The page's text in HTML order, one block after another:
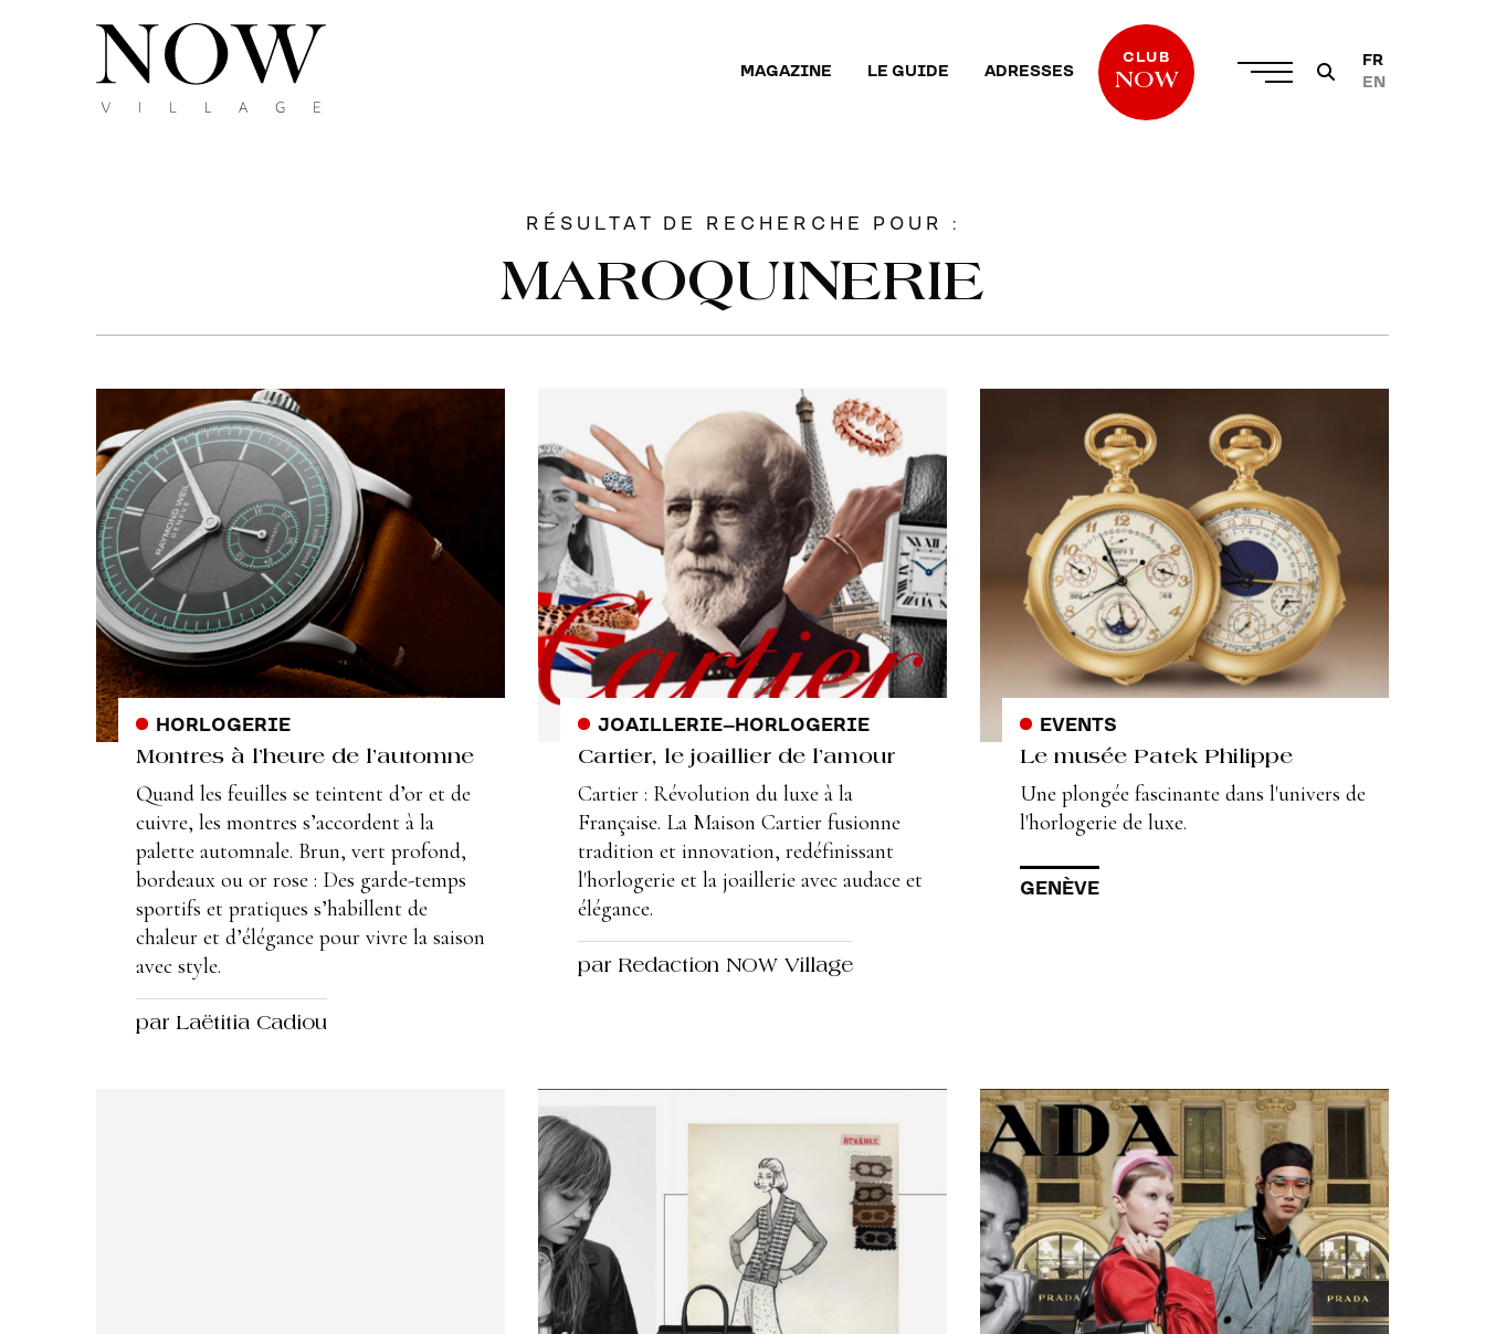
MAGAZINE LE GUIDE ADRESSES
CLUB
NOW
FR
EN
RÉSULTAT DE RECHERCHE POUR :
MAROQUINERIE
HORLOGERIE
Montres à l’heure de l’automne
Quand les feuilles se teintent d’or et de
cuivre, les montres s’accordent à la
palette automnale. Brun, vert profond,
bordeaux ou or rose : Des garde-temps
sportifs et pratiques s’habillent de
chaleur et d’élégance pour vivre la saison
avec style.
par Laëtitia Cadiou
JOAILLERIE–HORLOGERIE
Cartier, le joaillier de l’amour
Cartier : Révolution du luxe à la
Française. La Maison Cartier fusionne
tradition et innovation, redéfinissant
l'horlogerie et la joaillerie avec audace et
élégance.
par Redaction NOW Village
EVENTS
Le musée Patek Philippe
Une plongée fascinante dans l'univers de
l'horlogerie de luxe.
GENÈVE